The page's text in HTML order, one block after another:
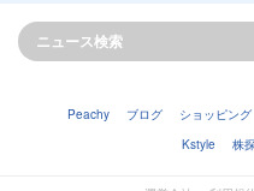
Peachy ブログ ショッピング
Kstyle
株